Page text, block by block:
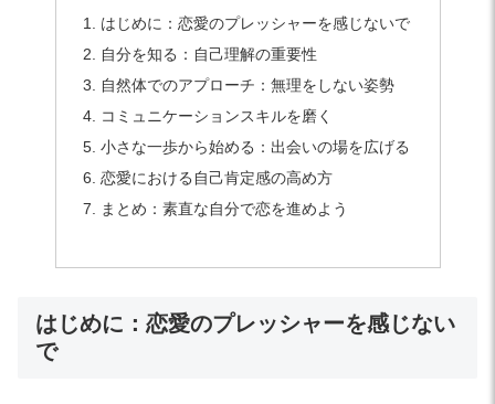
はじめに：恋愛のプレッシャーを感じないで
自分を知る：自己理解の重要性
自然体でのアプローチ：無理をしない姿勢
コミュニケーションスキルを磨く
小さな一歩から始める：出会いの場を広げる
恋愛における自己肯定感の高め方
まとめ：素直な自分で恋を進めよう
はじめに：恋愛のプレッシャーを感じない
で